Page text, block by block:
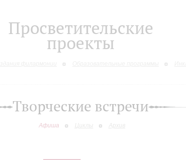
Просветительские
проекты
Творческие встречи
Афиша Циклы Архив